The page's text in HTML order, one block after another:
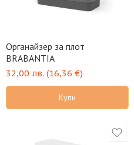
Органайзер за плот
BRABANTIA
32,00 лв. (16,36 €)
Купи